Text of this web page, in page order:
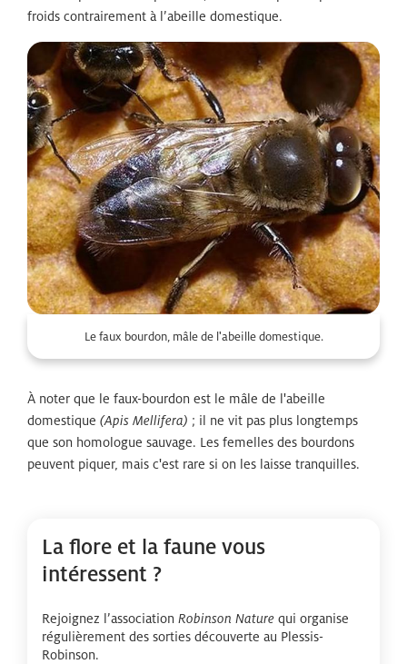
froids contrairement à l’abeille domestique.
Le faux bourdon, mâle de l'abeille domestique.
À noter que le faux-bourdon est le mâle de l'abeille
domestique (Apis Mellifera) ; il ne vit pas plus longtemps
que son homologue sauvage. Les femelles des bourdons
peuvent piquer, mais c'est rare si on les laisse tranquilles.
La flore et la faune vous
intéressent ?
Rejoignez l’association Robinson Nature qui organise
régulièrement des sorties découverte au Plessis-
Robinson.